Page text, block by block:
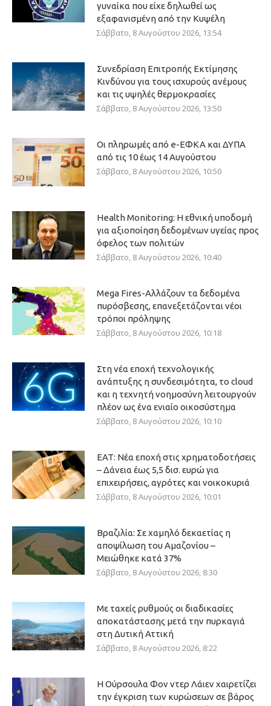
γυναίκα που είχε δηλωθεί ως
εξαφανισμένη από την Κυψέλη
Σάββατο, 8 Αυγούστου 2026, 13:54
Συνεδρίαση Επιτροπής Εκτίμησης
Κινδύνου για τους ισχυρούς ανέμους
και τις υψηλές θερμοκρασίες
Σάββατο, 8 Αυγούστου 2026, 13:50
Οι πληρωμές από e-ΕΦΚΑ και ΔΥΠΑ
από τις 10 έως 14 Αυγούστου
Σάββατο, 8 Αυγούστου 2026, 10:50
Health Monitoring: Η εθνική υποδομή
για αξιοποίηση δεδομένων υγείας προς
όφελος των πολιτών
Σάββατο, 8 Αυγούστου 2026, 10:40
Mega Fires-Αλλάζουν τα δεδομένα
πυρόσβεσης, επανεξετάζονται νέοι
τρόποι πρόληψης
Σάββατο, 8 Αυγούστου 2026, 10:18
Στη νέα εποχή τεχνολογικής
ανάπτυξης η συνδεσιμότητα, το cloud
και η τεχνητή νοημοσύνη λειτουργούν
πλέον ως ένα ενιαίο οικοσύστημα
Σάββατο, 8 Αυγούστου 2026, 10:10
ΕΑΤ: Νέα εποχή στις χρηματοδοτήσεις
– Δάνεια έως 5,5 δισ. ευρώ για
επιχειρήσεις, αγρότες και νοικοκυριά
Σάββατο, 8 Αυγούστου 2026, 10:01
Βραζιλία: Σε χαμηλό δεκαετίας η
αποψίλωση του Αμαζονίου –
Μειώθηκε κατά 37%
Σάββατο, 8 Αυγούστου 2026, 8:30
Με ταχείς ρυθμούς οι διαδικασίες
αποκατάστασης μετά την πυρκαγιά
στη Δυτική Αττική
Σάββατο, 8 Αυγούστου 2026, 8:22
Η Ούρσουλα Φον ντερ Λάιεν χαιρετίζει
την έγκριση των κυρώσεων σε βάρος